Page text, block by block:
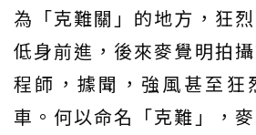
為「克難關」的地方，狂
低身前進，後來麥覺明拍
程師，據聞，強風甚至狂
車。何以命名「克難」，